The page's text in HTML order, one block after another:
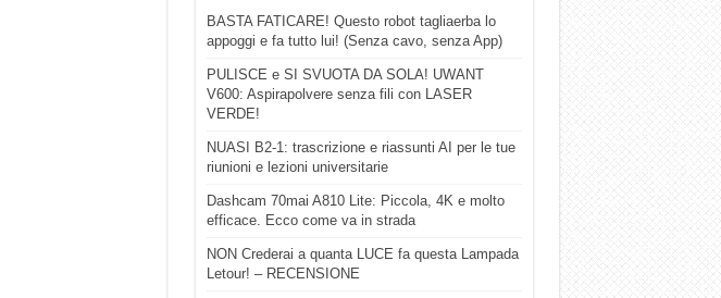
BASTA FATICARE! Questo robot tagliaerba lo
appoggi e fa tutto lui! (Senza cavo, senza App)
PULISCE e SI SVUOTA DA SOLA! UWANT
V600: Aspirapolvere senza fili con LASER
VERDE!
NUASI B2-1: trascrizione e riassunti AI per le tue
riunioni e lezioni universitarie
Dashcam 70mai A810 Lite: Piccola, 4K e molto
efficace. Ecco come va in strada
NON Crederai a quanta LUCE fa questa Lampada
Letour! – RECENSIONE